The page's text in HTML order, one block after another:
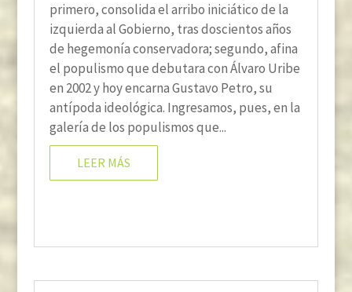
primero, consolida el arribo iniciático de la
izquierda al Gobierno, tras doscientos años
de hegemonía conservadora; segundo, afina
el populismo que debutara con Álvaro Uribe
en 2002 y hoy encarna Gustavo Petro, su
antípoda ideológica. Ingresamos, pues, en la
galería de los populismos que...
LEER MÁS